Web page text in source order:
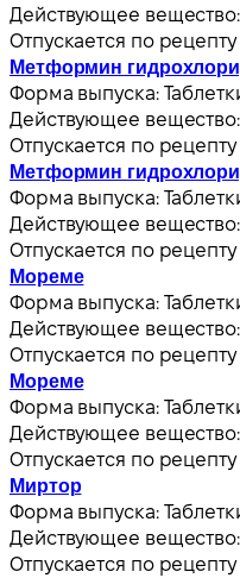
Действующее вещество:
Отпускается по рецепту
Метформин
Форма выпуска:
Действующее вещество:
Отпускается по рецепту
Метформин
Форма выпуска:
Действующее вещество:
Отпускается по рецепту
Мореме
Форма выпуска:
Действующее вещество:
Отпускается по рецепту
Мореме
Форма выпуска:
Действующее вещество:
Отпускается по рецепту
Миртор
Форма выпуска:
Действующее вещество:
Отпускается по рецепту